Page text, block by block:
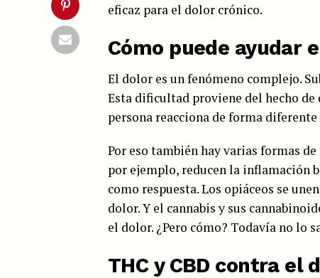
eficaz para el dolor crónico.
Cómo puede ayudar
El dolor es un fenómeno complejo.
Esta dificultad proviene del hecho de
persona reacciona de forma
Por eso también hay varias formas
por ejemplo, reducen la inflamación
como respuesta. Los opiáceos se
dolor. Y el cannabis y sus
el dolor. ¿Pero cómo? Todavía no lo
THC y CBD contra el